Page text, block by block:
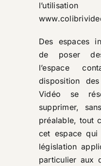
Des espaces
de poser
l’espace
disposition
Vidéo se
supprimer,
préalable, tout
cet espace
législation
particulier aux